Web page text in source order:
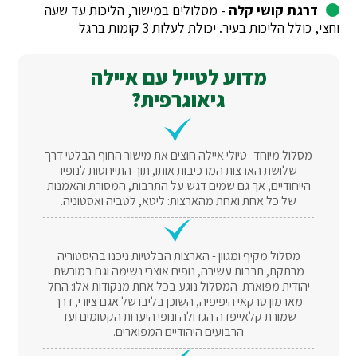
דרגת קושי קלה - מסלולים במישור, הליכות עד שעה
וחצי, כולל הליכות בעיר. יכולת לעלות 3 קומות ברגל
מדוע לטייל עם איילה
גיאוגרפית?
מסלול מיוחד- טיולי איילה חוצים את מישור החוף הבלטי דרך
שלושת הארצות המרכיבות אותו, תוך התייחסות לנופיו
הייחודיים, אך גם שמים דגש על התרבות, המסורת והאמנות
של כל אחת ואחת מהארצות: ליטא, לטביה ואסטוניה.
מסלול מקיף ומגוון - הארצות הבלטיות ניכנו בהיסטוריה
מרתקת, תרבות עשירה, נופים אוצרי נשימה וגם במורשת
יהודית מפוארת. המסלול נוגע בכל אחת מנקודות אלו: החל
מארמון טרקאי היפיפיה, השוכן בליבו של אגם ציורי, דרך
שמורת קלאייפדה הגדולה ונופי היערות הקסומים ועד
הרבועים היהודיים המפוארים.